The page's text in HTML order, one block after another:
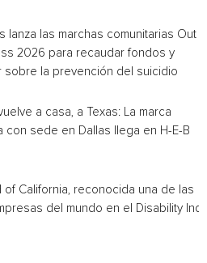
lanza las marchas comunitarias Out
2026 para recaudar fondos y
sobre la prevención del suicidio
a casa, a Texas: La marca
con sede en Dallas llega en H-E-B
of California, reconocida una de las
del mundo en el Disability